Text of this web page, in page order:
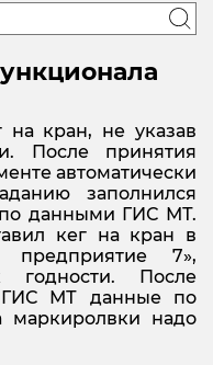
на кран, не указав
После принятия
автоматически
заполнился
по данными ГИС МТ.
кег на кран в
предприятие 7»,
годности. После
ГИС МТ данные по
маркиролвки надо